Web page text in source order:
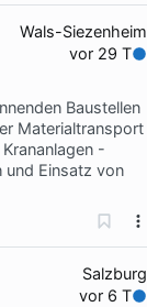
Wals-Siezenheim
vor 29 T
Baustellen
Materialtransport
-
und Einsatz von
Salzburg
vor 6 T